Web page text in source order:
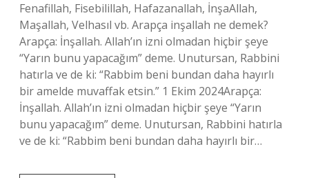
Fenafillah, Fisebilillah, Hafazanallah, İnşaAllah,
Maşallah, Velhasıl vb. Arapça inşallah ne demek?
Arapça: İnşallah. Allah’ın izni olmadan hiçbir şeye
“Yarın bunu yapacağım” deme. Unutursan, Rabbini
hatırla ve de ki: “Rabbim beni bundan daha hayırlı
bir amelde muvaffak etsin.” 1 Ekim 2024Arapça:
İnşallah. Allah’ın izni olmadan hiçbir şeye “Yarın
bunu yapacağım” deme. Unutursan, Rabbini hatırla
ve de ki: “Rabbim beni bundan daha hayırlı bir…